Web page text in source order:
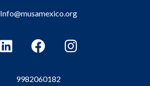
Info@musamexico.org
L
i
F
a
e
I
n
9982060182